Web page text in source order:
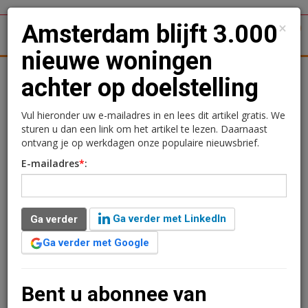
Kantoren Retail
Amsterdam blijft 3.000
nieuwe woningen achter
op doelstelling
Redactie
27 februari 2025 om 10:46
één jaar geleden aangepast
2 minuten leestijd
In Amsterdam is vorig jaar begonnen met de bouw van
×
Amsterdam blijft 3.000
nieuwe woningen
achter op doelstelling
Vul hieronder uw e-mailadres in en lees dit artikel gratis. We
sturen u dan een link om het artikel te lezen. Daarnaast
ontvang je op werkdagen onze populaire nieuwsbrief.
E-mailadres*:
Ga verder
Ga verder met LinkedIn
Ga verder met Google
Bent u abonnee van